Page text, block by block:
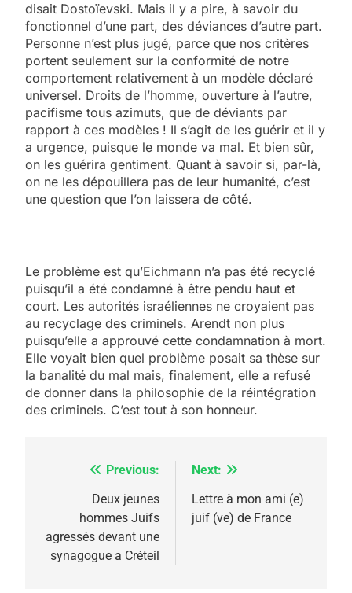
disait Dostoïevski. Mais il y a pire, à savoir du
fonctionnel d’une part, des déviances d’autre part.
Personne n’est plus jugé, parce que nos critères
portent seulement sur la conformité de notre
comportement relativement à un modèle déclaré
universel. Droits de l’homme, ouverture à l’autre,
pacifisme tous azimuts, que de déviants par
rapport à ces modèles ! Il s’agit de les guérir et il y
a urgence, puisque le monde va mal. Et bien sûr,
on les guérira gentiment. Quant à savoir si, par-là,
on ne les dépouillera pas de leur humanité, c’est
une question que l’on laissera de côté.
Le problème est qu’Eichmann n’a pas été recyclé
puisqu’il a été condamné à être pendu haut et
court. Les autorités israéliennes ne croyaient pas
au recyclage des criminels. Arendt non plus
puisqu’elle a approuvé cette condamnation à mort.
Elle voyait bien quel problème posait sa thèse sur
la banalité du mal mais, finalement, elle a refusé
de donner dans la philosophie de la réintégration
des criminels. C’est tout à son honneur.
Navigation
l’article
Previous:
Deux jeunes
hommes Juifs
agressés devant une
synagogue a Créteil
Next:
Lettre à mon ami (e)
juif (ve) de France